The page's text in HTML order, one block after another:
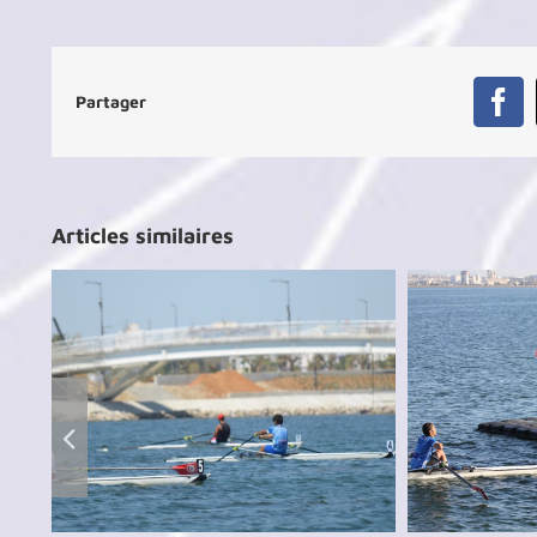
Partager
Articles similaires